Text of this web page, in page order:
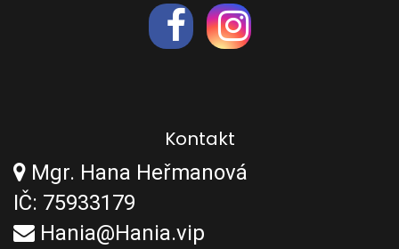
Kontakt
Mgr. Hana Heřmanová
IČ: 75933179
Hania@Hania.vip